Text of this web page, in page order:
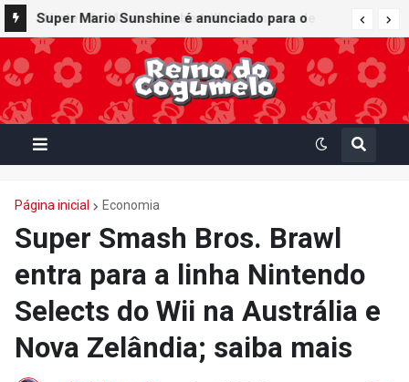
Super Mario Sunshine é anunciado para o
Nintendo GameCube - Nintendo Classics do
Nintendo Switch Online
Página inicial Economia
Super Smash Bros. Brawl
entra para a linha Nintendo
Selects do Wii na Austrália e
Nova Zelândia; saiba mais